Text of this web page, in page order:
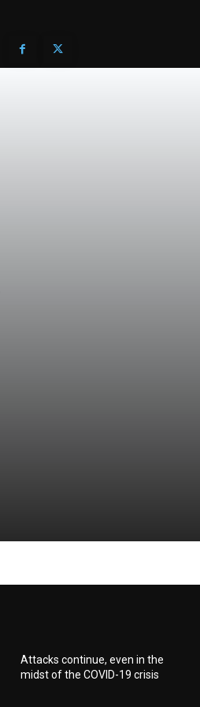
Attacks continue, even in the
midst of the COVID-19 crisis